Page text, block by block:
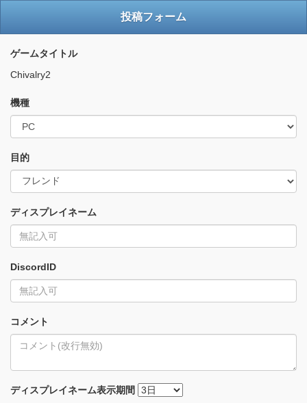
投稿フォーム
ゲームタイトル
Chivalry2
機種
目的
ディスプレイネーム
DiscordID
コメント
ディスプレイネーム表示期間